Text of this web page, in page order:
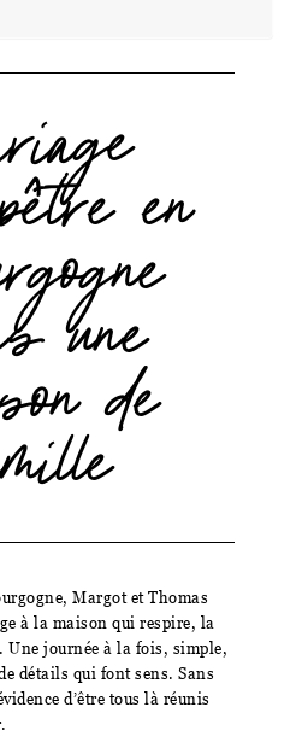
en
une
de
Margot et Thomas
à la maison qui respire, la
Une journée à la fois, simple,
détails qui font sens. Sans
d’être tous là réunis